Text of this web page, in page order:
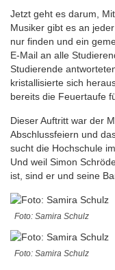
Jetzt geht es darum,
Musiker gibt es an
nur finden und ein
E-Mail an alle
Studierende
kristallisierte sich
bereits die Feuertaufe
Dieser Auftritt war der
Abschlussfeiern und
sucht die Hochschule
Und weil Simon
ist, sind er und seine
Foto: Samira Schulz
Foto: Samira Schulz